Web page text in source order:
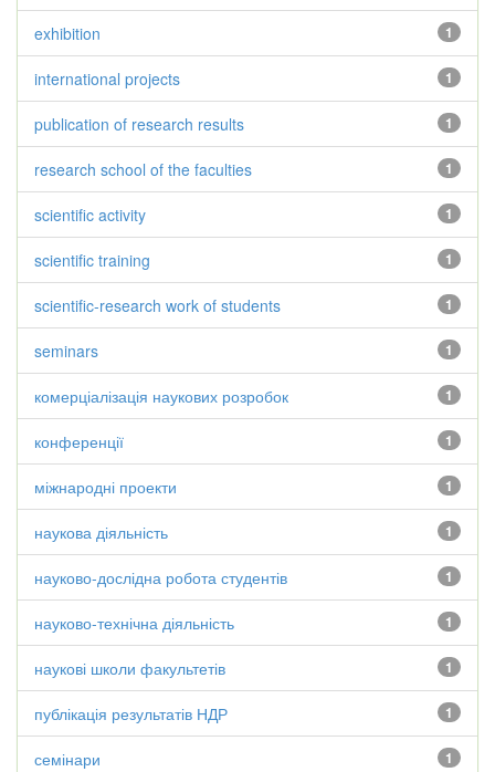
1
exhibition
1
international projects
1
publication of research results
1
research school of the faculties
1
scientific activity
1
scientific training
1
scientific-research work of students
1
seminars
1
комерціалізація наукових розробок
1
конференції
1
міжнародні проекти
1
наукова діяльність
1
науково-дослідна робота студентів
1
науково-технічна діяльність
1
наукові школи факультетів
1
публікація результатів НДР
1
семінари